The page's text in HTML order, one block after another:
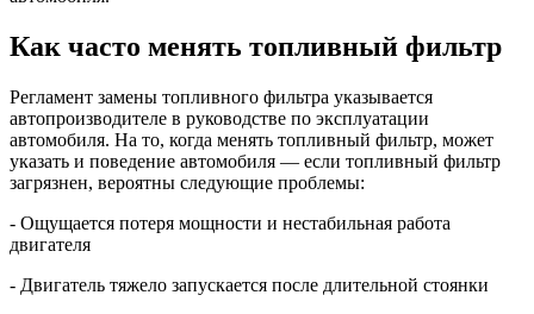
Как часто менять топливный фильтр
Регламент замены топливного фильтра указывается
автопроизводителе в руководстве по эксплуатации
автомобиля. На то, когда менять топливный фильтр, может
указать и поведение автомобиля — если топливный фильтр
загрязнен, вероятны следующие проблемы:
- Ощущается потеря мощности и нестабильная работа
двигателя
- Двигатель тяжело запускается после длительной стоянки